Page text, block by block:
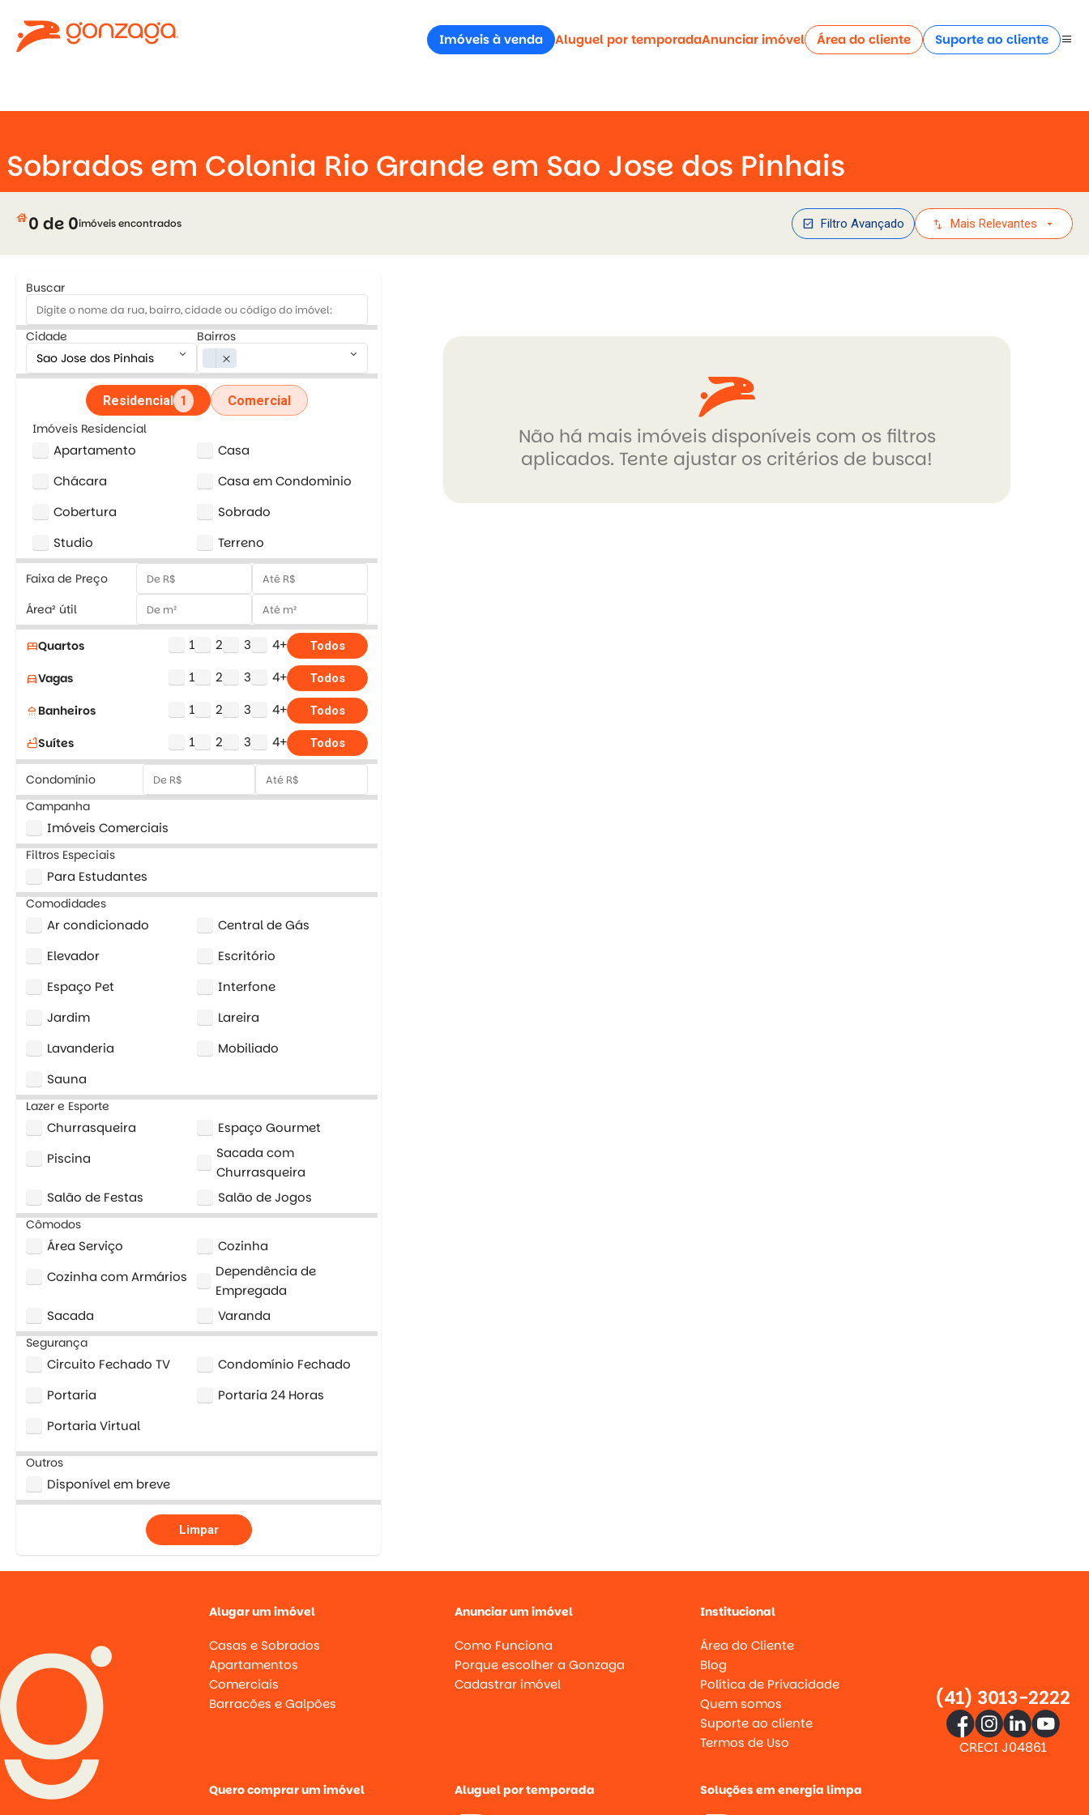
Imóveis à venda Aluguel por temporadaAnunciar imóvel Área do cliente Suporte ao cliente menu
Sobrados em Colonia Rio Grande em Sao Jose dos Pinhais
house0 de 0imóveis encontrados check_box Filtro Avançado swap_vert Mais Relevantes arrow_drop_down
Buscar
Cidade
keyboard_arrow_down
Bairros
close keyboard_arrow_down
Residencial 1 Comercial
Imóveis Residencial
Apartamento
Casa
Chácara
Casa em Condominio
Cobertura
Sobrado
Studio
Terreno
Faixa de Preço
Área² útil
bedQuartos 1 2 3 4+ Todos
directions_carVagas 1 2 3 4+ Todos
shower Banheiros 1 2 3 4+ Todos
bathtubSuítes 1 2 3 4+ Todos
Condomínio
Campanha
Imóveis Comerciais
Filtros Especiais
Para Estudantes
Comodidades
Ar condicionado
Central de Gás
Elevador
Escritório
Espaço Pet
Interfone
Jardim
Lareira
Lavanderia
Mobiliado
Sauna
Lazer e Esporte
Churrasqueira
Espaço Gourmet
Piscina
Sacada com
Churrasqueira
Salão de Festas
Salão de Jogos
Cômodos
Área Serviço
Cozinha
Cozinha com Armários
Dependência de
Empregada
Sacada
Varanda
Segurança
Circuito Fechado TV
Condomínio Fechado
Portaria
Portaria 24 Horas
Portaria Virtual
Outros
Disponível em breve
Limpar
Não há mais imóveis disponíveis com os filtros
aplicados. Tente ajustar os critérios de busca!
Alugar um imóvel
Casas e Sobrados
Apartamentos
Comerciais
Barracões e Galpões
Anunciar um imóvel
Como Funciona
Porque escolher a Gonzaga
Cadastrar imóvel
Institucional
Área do Cliente
Blog
Política de Privacidade
Quem somos
Suporte ao cliente
Termos de Uso
Quero comprar um imóvel Aluguel por temporada Soluções em energia limpa
(41) 3013-2222
CRECI J04861